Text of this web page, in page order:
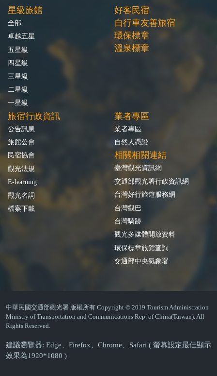
星級旅館
全部
卓越五星
五星級
四星級
三星級
二星級
一星級
好客民宿
自行車友善旅宿
環保標章
溫泉標章
旅宿行政資訊
公告訊息
旅館公會
民宿協會
觀光法規
E-learning
觀光名詞
檔案下載
業者專區
業者專區
自然人憑證
相關相關連結
臺灣觀光資訊網
交通部觀光署行政資訊網
台灣好行旅遊服務網
台灣觀巴
台灣騎跡
觀光多媒體開放資料
環保標章旅館查詢
交通部中央氣象署
中華民國交通部觀光署 版權所有 Copyright © 2019 Tourism Administration
Ministry of Transportation and Communications Rep. of China(Taiwan). All
Rights Reserved.
建議瀏覽器: Edge、Firefox、Chrome、Safari ( 螢幕設定最佳顯示
效果為1920*1080 )